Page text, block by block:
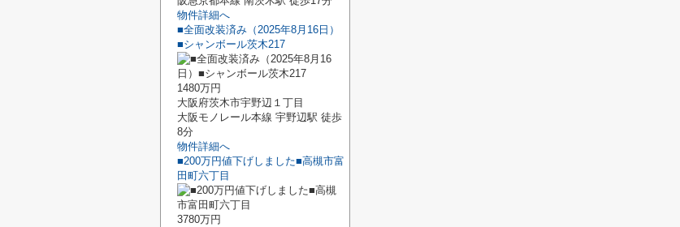
物件詳細へ
■全面改装済み（2025年8月16日）
■シャンボール茨木217
1480万円
大阪府茨木市宇野辺１丁目
大阪モノレール本線 宇野辺駅 徒歩
8分
物件詳細へ
■200万円値下げしました■高槻市富
田町六丁目
3780万円